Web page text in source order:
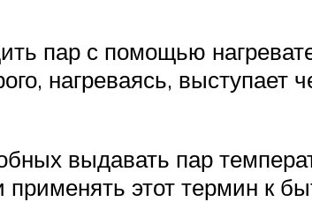
пар с помощью
нагреваясь, выступает
выдавать пар
этот термин к